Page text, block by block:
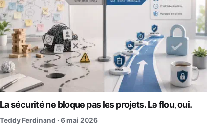
La sécurité ne bloque pas les projets. Le flou, oui.
Teddy Ferdinand · 6 mai 2026